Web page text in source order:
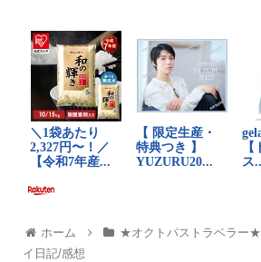
ホーム ★オクトパストラベラー★
イ日記/感想